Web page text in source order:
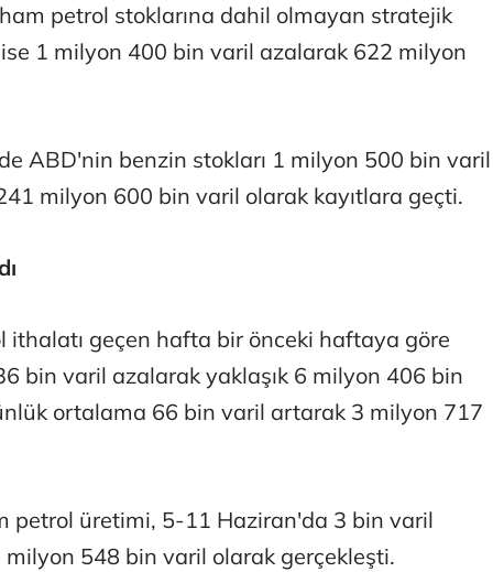
petrol stoklarına dahil olmayan stratejik
1 milyon 400 bin varil azalarak 622 milyon
ABD'nin benzin stokları 1 milyon 500 bin varil
milyon 600 bin varil olarak kayıtlara geçti.
ithalatı geçen hafta bir önceki haftaya göre
bin varil azalarak yaklaşık 6 milyon 406 bin
ortalama 66 bin varil artarak 3 milyon 717
petrol üretimi, 5-11 Haziran'da 3 bin varil
milyon 548 bin varil olarak gerçekleşti.
Bengin
O timsahlar sizi yemeli aslında!...
Tunca Bengin